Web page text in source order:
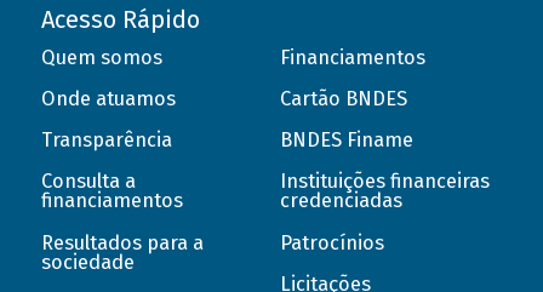
Acesso Rápido
Quem somos
Onde atuamos
Transparência
Consulta a
financiamentos
Resultados para a
sociedade
Financiamentos
Cartão BNDES
BNDES Finame
Instituições financeiras
credenciadas
Patrocínios
Licitações